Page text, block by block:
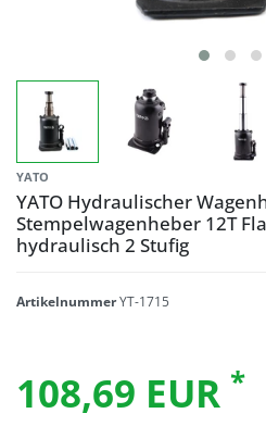
YATO
YATO Hydraulischer
Stempelwagenheber 12T
hydraulisch 2 Stufig
ArtikelnummerYT-1715
108,69 EUR *